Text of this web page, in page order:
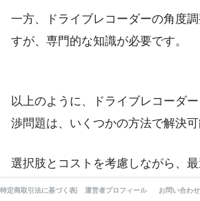
一方、ドライブレコーダーの角度
すが、専門的な知識が必要です。
以上のように、ドライブレコーダ
渉問題は、いくつかの方法で解決可
選択肢とコストを考慮しながら、
行いましょう。
特定商取引法に基づく表記 運営者プロフィール お問い合わ